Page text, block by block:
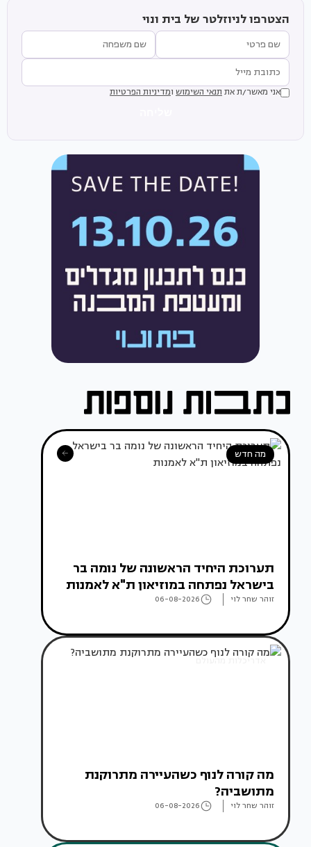
הצטרפו לניוזלטר של בית ונוי
אני מאשר/ת את תנאי השימוש ומדיניות הפרטיות
מה חדש
תערוכת היחיד הראשונה של נומה בר
בישראל נפתחה במוזיאון ת"א לאמנות
זוהר שחר לוי 06-08-2026
אדריכלות מהעולם
מה קורה לנוף כשהעיירה מתרוקנת
מתושביה?
זוהר שחר לוי 06-08-2026